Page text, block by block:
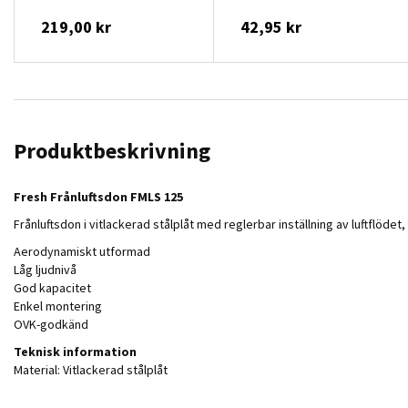
219,00 kr 42,95 kr
Produktbeskrivning
Fresh Frånluftsdon FMLS 125
Frånluftsdon i vitlackerad stålplåt med reglerbar inställning av
Aerodynamiskt utformad
Låg ljudnivå
God kapacitet
Enkel montering
OVK-godkänd
Teknisk information
Material: Vitlackerad stålplåt